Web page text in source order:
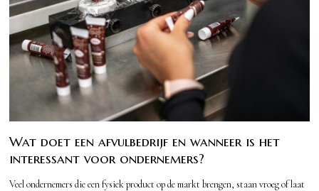
Wat doet een afvulbedrijf en wanneer is het
interessant voor ondernemers?
Veel ondernemers die een fysiek product op de markt brengen, staan vroeg of laat